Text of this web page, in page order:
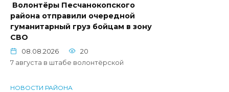
Волонтёры Песчанокопского
района отправили очередной
гуманитарный груз бойцам в зону
СВО
08.08.2026
20
7 августа в штабе волонтёрской
НОВОСТИ РАЙОНА